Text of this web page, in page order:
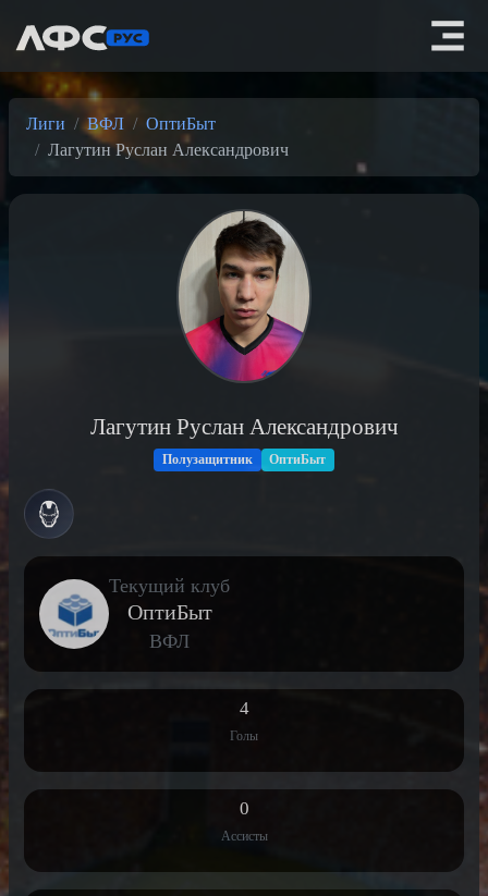
Лиги ВФЛ
ОптиБыт
Лагутин Руслан Александрович
Лагутин Руслан Александрович
Полузащитник ОптиБыт
Текущий клуб
ОптиБыт
ВФЛ
4
Голы
0
Ассисты